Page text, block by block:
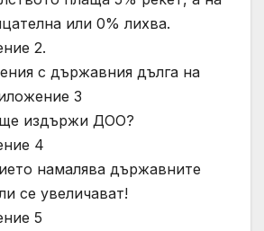
или 0% лихва.
2.
с държавния дълга на
3
издържи ДОО?
4
намалява държавните
се увеличават!
5